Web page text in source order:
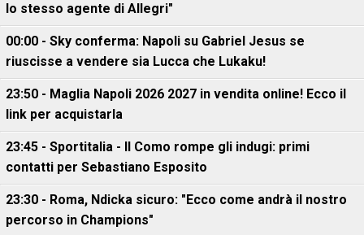
lo stesso agente di Allegri"
00:00 - Sky conferma: Napoli su Gabriel Jesus se
riuscisse a vendere sia Lucca che Lukaku!
23:50 - Maglia Napoli 2026 2027 in vendita online! Ecco il
link per acquistarla
23:45 - Sportitalia - Il Como rompe gli indugi: primi
contatti per Sebastiano Esposito
23:30 - Roma, Ndicka sicuro: "Ecco come andrà il nostro
percorso in Champions"